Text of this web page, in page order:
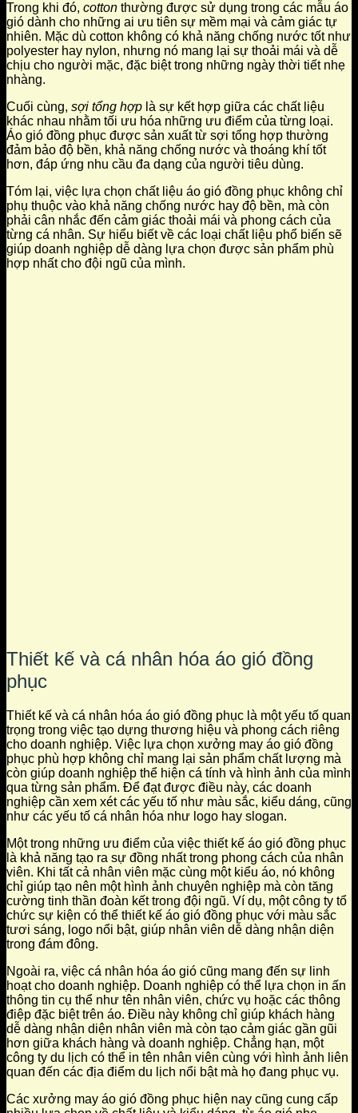
Trong khi đó, cotton thường được sử dụng trong các mẫu áo
gió dành cho những ai ưu tiên sự mềm mại và cảm giác tự
nhiên. Mặc dù cotton không có khả năng chống nước tốt như
polyester hay nylon, nhưng nó mang lại sự thoải mái và dễ
chịu cho người mặc, đặc biệt trong những ngày thời tiết nhẹ
nhàng.
Cuối cùng, sợi tổng hợp là sự kết hợp giữa các chất liệu
khác nhau nhằm tối ưu hóa những ưu điểm của từng loại.
Áo gió đồng phục được sản xuất từ sợi tổng hợp thường
đảm bảo độ bền, khả năng chống nước và thoáng khí tốt
hơn, đáp ứng nhu cầu đa dạng của người tiêu dùng.
Tóm lại, việc lựa chọn chất liệu áo gió đồng phục không chỉ
phụ thuộc vào khả năng chống nước hay độ bền, mà còn
phải cân nhắc đến cảm giác thoải mái và phong cách của
từng cá nhân. Sự hiểu biết về các loại chất liệu phổ biến sẽ
giúp doanh nghiệp dễ dàng lựa chọn được sản phẩm phù
hợp nhất cho đội ngũ của mình.
Thiết kế và cá nhân hóa áo gió đồng
phục
Thiết kế và cá nhân hóa áo gió đồng phục là một yếu tố quan
trọng trong việc tạo dựng thương hiệu và phong cách riêng
cho doanh nghiệp. Việc lựa chọn xưởng may áo gió đồng
phục phù hợp không chỉ mang lại sản phẩm chất lượng mà
còn giúp doanh nghiệp thể hiện cá tính và hình ảnh của mình
qua từng sản phẩm. Để đạt được điều này, các doanh
nghiệp cần xem xét các yếu tố như màu sắc, kiểu dáng, cũng
như các yếu tố cá nhân hóa như logo hay slogan.
Một trong những ưu điểm của việc thiết kế áo gió đồng phục
là khả năng tạo ra sự đồng nhất trong phong cách của nhân
viên. Khi tất cả nhân viên mặc cùng một kiểu áo, nó không
chỉ giúp tạo nên một hình ảnh chuyên nghiệp mà còn tăng
cường tinh thần đoàn kết trong đội ngũ. Ví dụ, một công ty tổ
chức sự kiện có thể thiết kế áo gió đồng phục với màu sắc
tươi sáng, logo nổi bật, giúp nhân viên dễ dàng nhận diện
trong đám đông.
Ngoài ra, việc cá nhân hóa áo gió cũng mang đến sự linh
hoạt cho doanh nghiệp. Doanh nghiệp có thể lựa chọn in ấn
thông tin cụ thể như tên nhân viên, chức vụ hoặc các thông
điệp đặc biệt trên áo. Điều này không chỉ giúp khách hàng
dễ dàng nhận diện nhân viên mà còn tạo cảm giác gần gũi
hơn giữa khách hàng và doanh nghiệp. Chẳng hạn, một
công ty du lịch có thể in tên nhân viên cùng với hình ảnh liên
quan đến các địa điểm du lịch nổi bật mà họ đang phục vụ.
Các xưởng may áo gió đồng phục hiện nay cũng cung cấp